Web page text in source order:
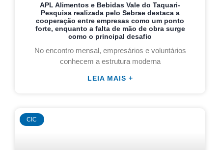
APL Alimentos e Bebidas Vale do Taquari-
Pesquisa realizada pelo Sebrae destaca a
cooperação entre empresas como um ponto
forte, enquanto a falta de mão de obra surge
como o principal desafio
No encontro mensal, empresários e voluntários
conhecem a estrutura moderna
LEIA MAIS +
CIC